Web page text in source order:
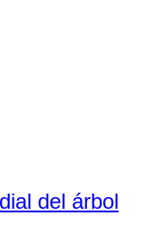
del árbol